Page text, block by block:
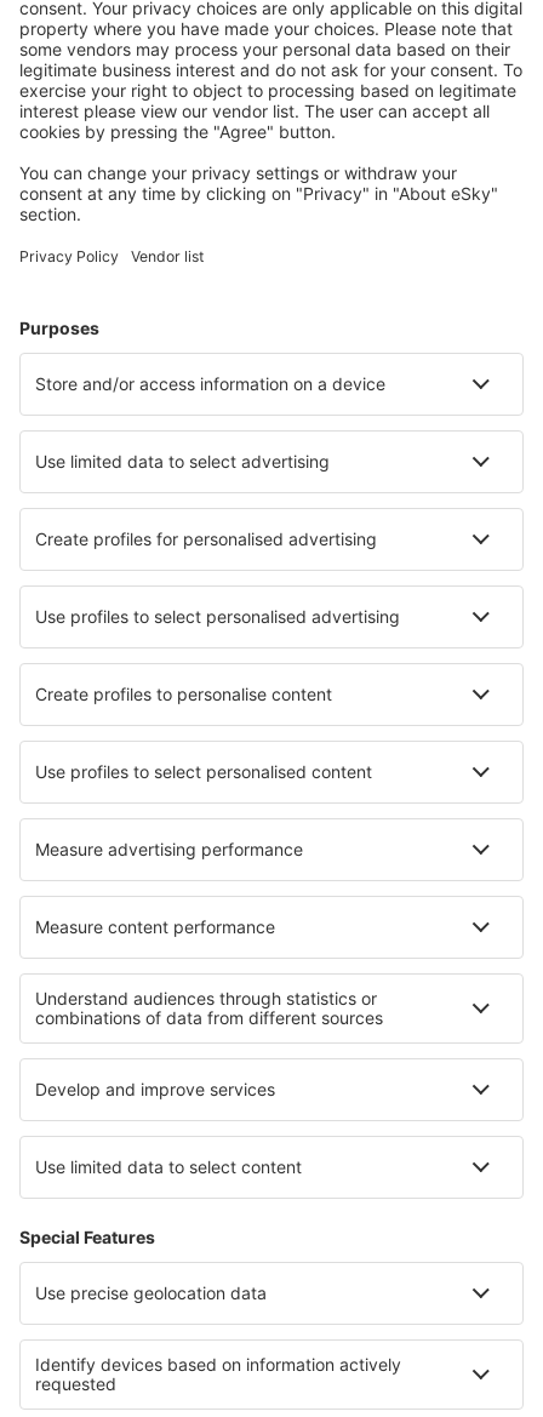
Prețuri atractive și oferte speciale pentru utilizatorii
conectați.
Cazarea preferată
Alege din peste 1,3 mil. de opţiuni: hoteluri, cabane,
Cele mai căutate hoteluri de către utilizatorii eSky
Hoteluri Westerhever
Hoteluri în Heringsdorf Hoteluri în Gromitz
Hoteluri în Zingst Hoteluri în Bad Reichenhall
Hoteluri în Insel Poel Hoteluri în Pellworm
Cele mai bune hoteluri - orașe
Hoteluri în Negrentino Hoteluri în Barra de Santa Rosa
Hoteluri în Bustryk Hoteluri în Great Wigborough
Hoteluri în Tecuala Hoteluri în Marble Falls
Cele mai bune hoteluri - regiuni
Hoteluri in Saxonia Hoteluri in Mecklenburg Lake Plateau
Hoteluri on East Frisian Islands Hoteluri in Chiemsee
Hoteluri in Saxonia Inferioară
Hoteluri în Molokai Hoteluri în Elveţia